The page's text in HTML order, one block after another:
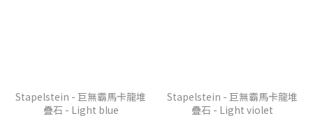
Stapelstein - 巨無霸馬卡龍堆
疊石 - Light blue
Stapelstein - 巨無霸馬卡龍堆
疊石 - Light violet